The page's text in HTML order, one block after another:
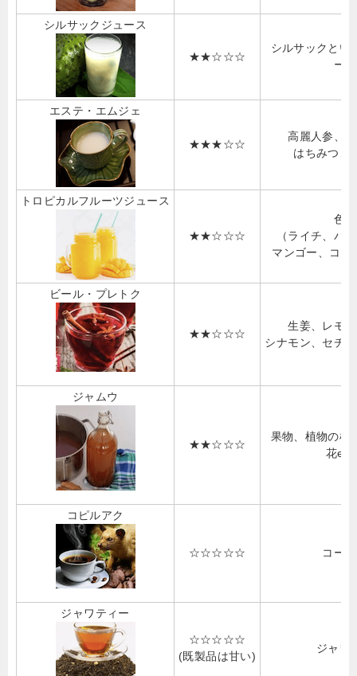
シルサックジュース
★★☆☆☆
シルサックとい
ース
エステ・エムジェ
★★★☆☆
高麗人参、
はちみつ、
トロピカルフルーツジュース
★★☆☆☆
色々
（ライチ、パ
マンゴー、コ
ビール・プレトク
★★☆☆☆
生姜、レモ
シナモン、 セチ
ジャムウ
★★☆☆☆
果物、植物の根
花
コピルアク
☆☆☆☆☆ コー
ジャワティー
☆☆☆☆☆
(既製品は甘い)
ジャワ